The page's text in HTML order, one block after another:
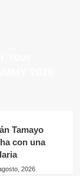
Tamayo
con una
2026